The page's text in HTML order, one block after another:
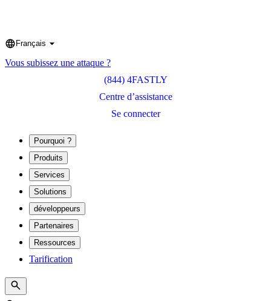
Language
Français
Vous subissez une attaque ?
(844) 4FASTLY
Centre d’assistance
Se connecter
Pourquoi ?
Produits
Services
Solutions
développeurs
Partenaires
Ressources
Tarification